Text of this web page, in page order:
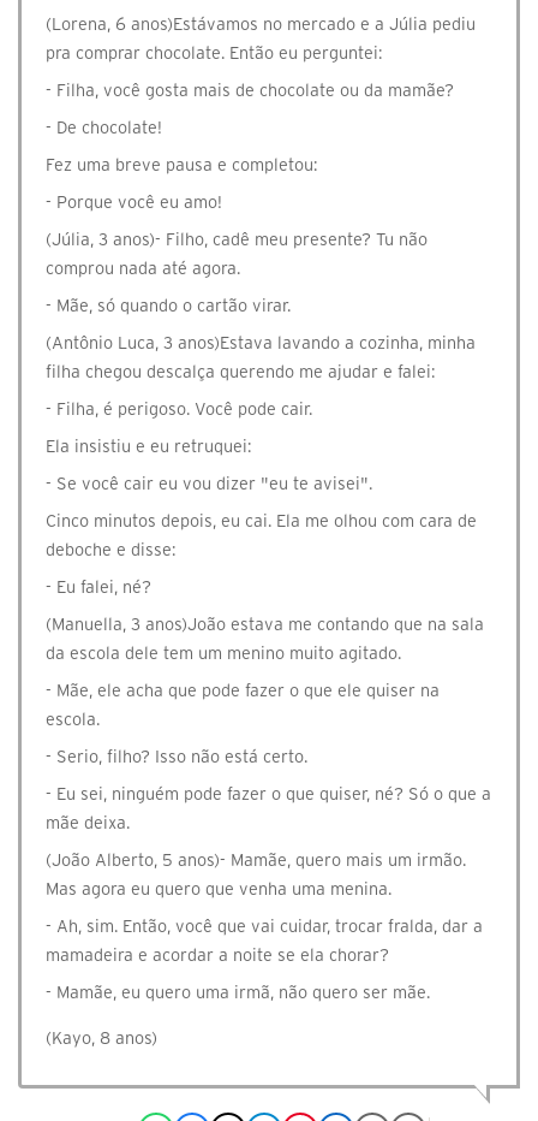
(Lorena, 6 anos)Estávamos no mercado e a Júlia pediu
pra comprar chocolate. Então eu perguntei:
- Filha, você gosta mais de chocolate ou da mamãe?
- De chocolate!
Fez uma breve pausa e completou:
- Porque você eu amo!
(Júlia, 3 anos)- Filho, cadê meu presente? Tu não
comprou nada até agora.
- Mãe, só quando o cartão virar.
(Antônio Luca, 3 anos)Estava lavando a cozinha, minha
filha chegou descalça querendo me ajudar e falei:
- Filha, é perigoso. Você pode cair.
Ela insistiu e eu retruquei:
- Se você cair eu vou dizer "eu te avisei".
Cinco minutos depois, eu cai. Ela me olhou com cara de
deboche e disse:
- Eu falei, né?
(Manuella, 3 anos)João estava me contando que na sala
da escola dele tem um menino muito agitado.
- Mãe, ele acha que pode fazer o que ele quiser na
escola.
- Serio, filho? Isso não está certo.
- Eu sei, ninguém pode fazer o que quiser, né? Só o que a
mãe deixa.
(João Alberto, 5 anos)- Mamãe, quero mais um irmão.
Mas agora eu quero que venha uma menina.
- Ah, sim. Então, você que vai cuidar, trocar fralda, dar a
mamadeira e acordar a noite se ela chorar?
- Mamãe, eu quero uma irmã, não quero ser mãe.
(Kayo, 8 anos)